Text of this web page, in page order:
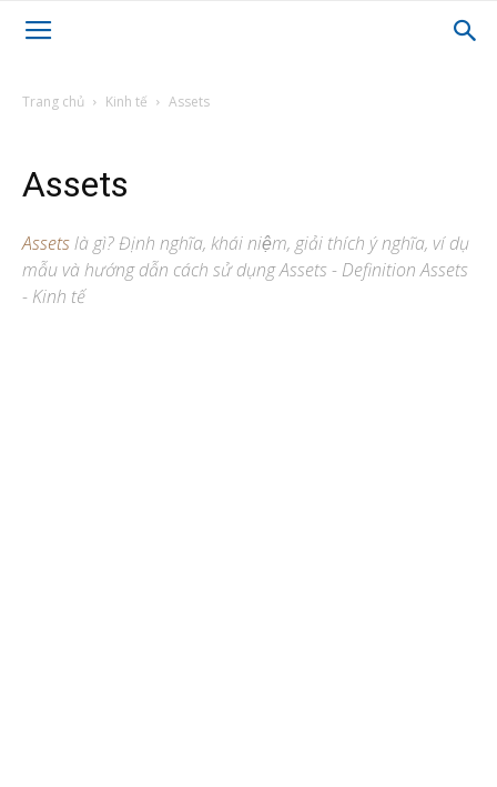
Trang chủ Kinh tế Assets
Assets
Assetslà gì? Định nghĩa, khái niệm, giải thích ý nghĩa, ví dụ
mẫu và hướng dẫn cách sử dụng Assets - Definition Assets
- Kinh tế